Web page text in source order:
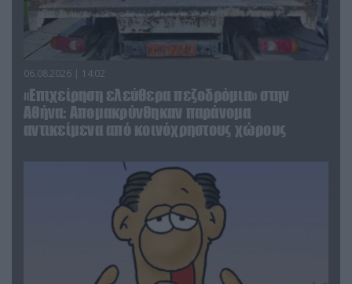
06.08.2026 | 14:02
«Επιχείρηση ελεύθερα πεζοδρόμια» στην
Αθήνα: Απομακρύνθηκαν παράνομα
αντικείμενα από κοινόχρηστους χώρους